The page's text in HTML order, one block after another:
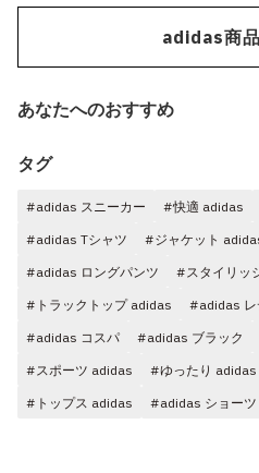
adidas商
あなたへのおすすめ
タグ
#adidas スニーカー #快適 adidas
#adidas Tシャツ
#ジャケット
#adidas ロングパンツ
#スタイリッ
#トラックトップ adidas
#adidas レ
#adidas コスパ
#adidas ブラック
#スポーツ adidas
#ゆったり adidas
#トップス adidas
#adidas ショーツ